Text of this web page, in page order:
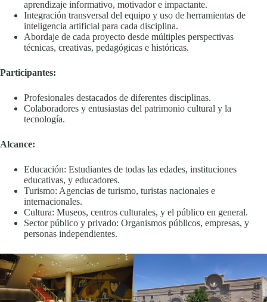
aprendizaje informativo, motivador e impactante.
Integración transversal del equipo y uso de herramientas de
inteligencia artificial para cada disciplina.
Abordaje de cada proyecto desde múltiples perspectivas
técnicas, creativas, pedagógicas e históricas.
Participantes:
Profesionales destacados de diferentes disciplinas.
Colaboradores y entusiastas del patrimonio cultural y la
tecnología.
Alcance:
Educación: Estudiantes de todas las edades, instituciones
educativas, y educadores.
Turismo: Agencias de turismo, turistas nacionales e
internacionales.
Cultura: Museos, centros culturales, y el público en general.
Sector público y privado: Organismos públicos, empresas, y
personas independientes.